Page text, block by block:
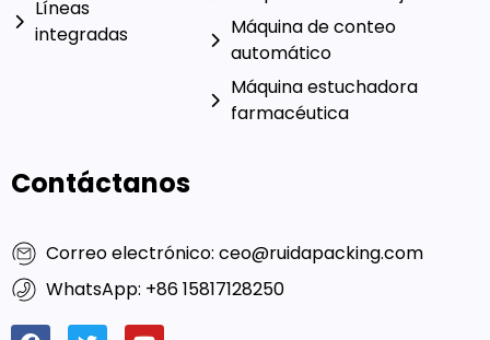
Líneas
integradas
Máquina de conteo
automático
Máquina estuchadora
farmacéutica
Contáctanos
Correo electrónico: ceo@ruidapacking.com
WhatsApp: +86 15817128250